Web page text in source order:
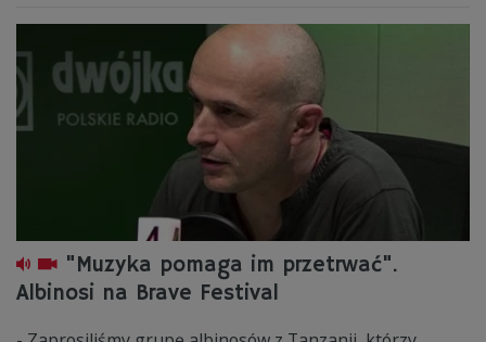
"Muzyka pomaga im przetrwać".
Albinosi na Brave Festival